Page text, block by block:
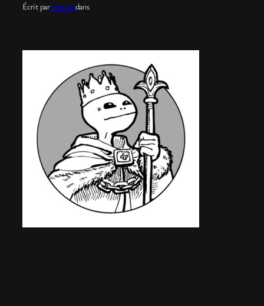
Écrit parRomaindans